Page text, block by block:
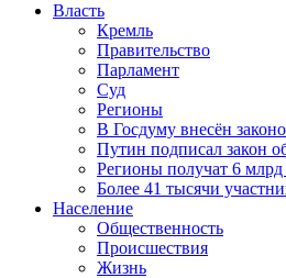
Власть
Кремль
Правительство
Парламент
Суд
Регионы
В Госдуму внесён
Путин подписал закон
Регионы получат 6 млрд
Более 41 тысячи
Население
Общественность
Происшествия
Жизнь